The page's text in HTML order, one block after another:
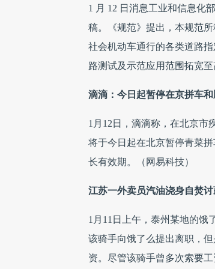
1 月 12 日消息工业和信息化
稿。《规范》提出，本规范
社会机动车通行的各类道路
路测试及示范应用范围拓宽至
滴滴：今日起暂停在京拼车
1月12日，滴滴称，在北京市
将于今日起在北京暂停青菜
长有效期。（网易科技）
江苏一外卖员汽油浇身自焚讨
1月11日上午，泰州某地的饿
该骑手向饿了么提出离职，
资。尽管该骑手曾多次索要